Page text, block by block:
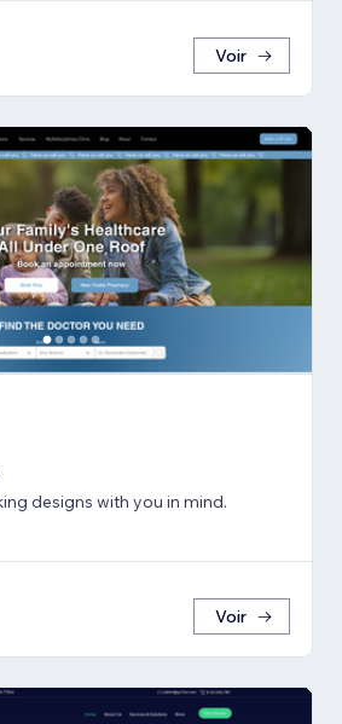
Voir
designs with you in mind.
Voir